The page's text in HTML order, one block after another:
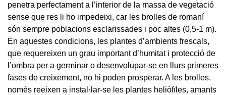
penetra perfectament a l’interior de la massa de vegetació
sense que res li ho impedeixi, car les brolles de romaní
són sempre poblacions esclarissades i poc altes (0,5-1 m).
En aquestes condicions, les plantes d’ambients frescals,
que requereixen un grau important d’humitat i protecció de
l’ombra per a germinar o desenvolupar-se en llurs primeres
fases de creixement, no hi poden prosperar. A les brolles,
només reeixen a instal·lar-se les plantes heliòfïles, amants